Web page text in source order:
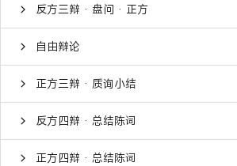
反方三辩 · 盘问 · 正方
自由辩论
正方三辩 · 质询小结
反方四辩 · 总结陈词
正方四辩 · 总结陈词